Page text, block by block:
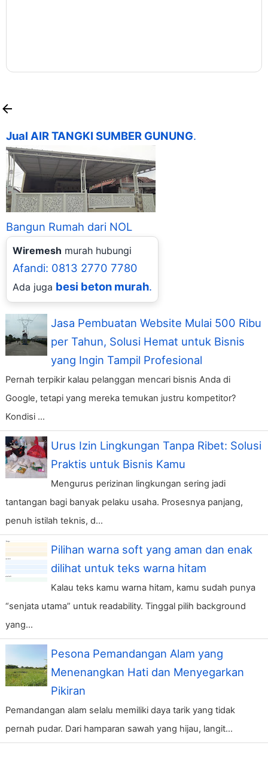
Jual AIR TANGKI SUMBER GUNUNG.
Bangun Rumah dari NOL
Wiremesh murah hubungi
Afandi: 0813 2770 7780
Ada juga besi beton murah.
Jasa Pembuatan Website Mulai 500 Ribu
per Tahun, Solusi Hemat untuk Bisnis
yang Ingin Tampil Profesional
Pernah terpikir kalau pelanggan mencari bisnis Anda di
Google, tetapi yang mereka temukan justru kompetitor?
Kondisi ...
Urus Izin Lingkungan Tanpa Ribet: Solusi
Praktis untuk Bisnis Kamu
Mengurus perizinan lingkungan sering jadi
tantangan bagi banyak pelaku usaha. Prosesnya panjang,
penuh istilah teknis, d...
Pilihan warna soft yang aman dan enak
dilihat untuk teks warna hitam
Kalau teks kamu warna hitam, kamu sudah punya
“senjata utama” untuk readability. Tinggal pilih background
yang...
Pesona Pemandangan Alam yang
Menenangkan Hati dan Menyegarkan
Pikiran
Pemandangan alam selalu memiliki daya tarik yang tidak
pernah pudar. Dari hamparan sawah yang hijau, langit...